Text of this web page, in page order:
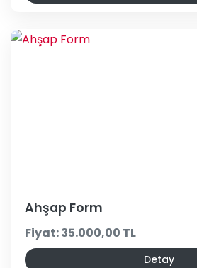
Ahşap Form
Fiyat: 35.000,00 TL
Detay